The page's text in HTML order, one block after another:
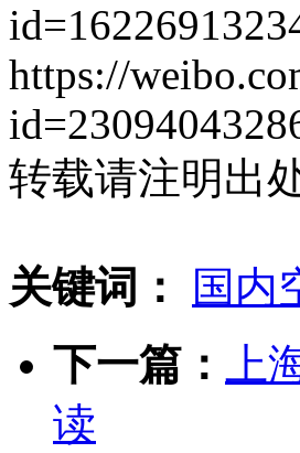
https://
转载请注明出
关键词：
国内
下一篇：
上
读